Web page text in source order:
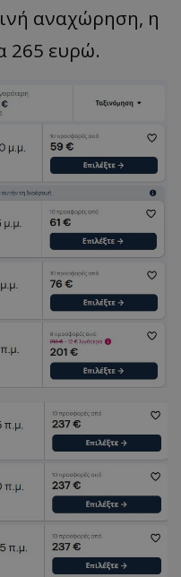
αναχώρηση, η
265 ευρώ.